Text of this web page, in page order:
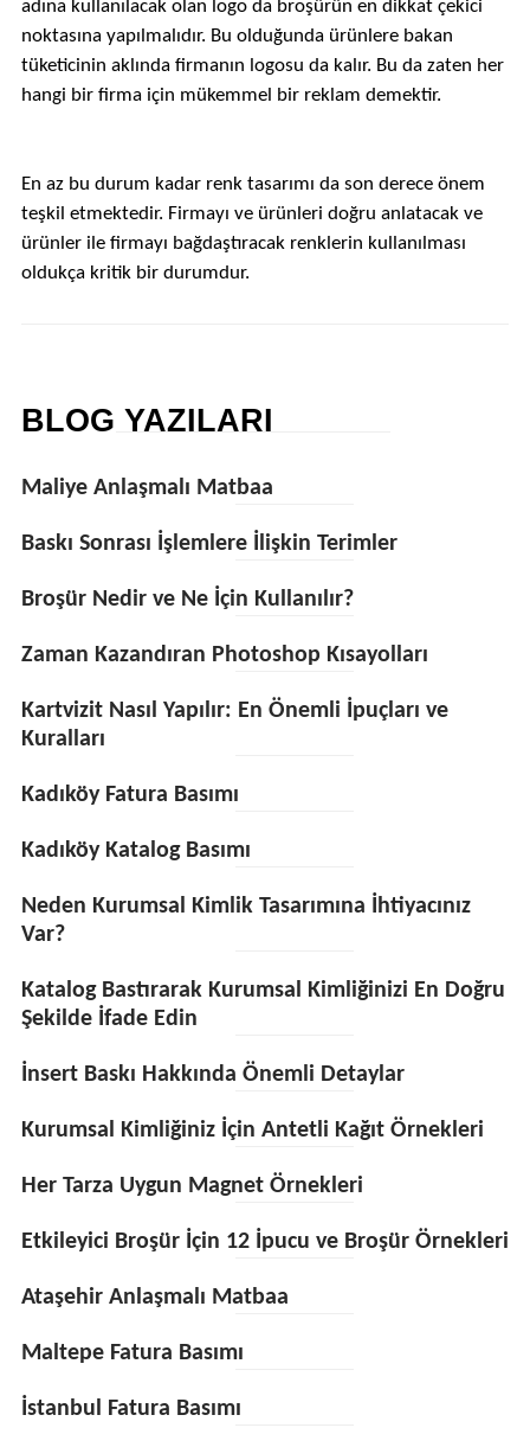
adına kullanılacak olan logo da broşürün en dikkat çekici
noktasına yapılmalıdır. Bu olduğunda ürünlere bakan
tüketicinin aklında firmanın logosu da kalır. Bu da zaten her
hangi bir firma için mükemmel bir reklam demektir.
En az bu durum kadar renk tasarımı da son derece önem
teşkil etmektedir. Firmayı ve ürünleri doğru anlatacak ve
ürünler ile firmayı bağdaştıracak renklerin kullanılması
oldukça kritik bir durumdur.
BLOG YAZILARI
Maliye Anlaşmalı Matbaa
Baskı Sonrası İşlemlere İlişkin Terimler
Broşür Nedir ve Ne İçin Kullanılır?
Zaman Kazandıran Photoshop Kısayolları
Kartvizit Nasıl Yapılır: En Önemli İpuçları ve
Kuralları
Kadıköy Fatura Basımı
Kadıköy Katalog Basımı
Neden Kurumsal Kimlik Tasarımına İhtiyacınız
Var?
Katalog Bastırarak Kurumsal Kimliğinizi En Doğru
Şekilde İfade Edin
İnsert Baskı Hakkında Önemli Detaylar
Kurumsal Kimliğiniz İçin Antetli Kağıt Örnekleri
Her Tarza Uygun Magnet Örnekleri
Etkileyici Broşür İçin 12 İpucu ve Broşür Örnekleri
Ataşehir Anlaşmalı Matbaa
Maltepe Fatura Basımı
İstanbul Fatura Basımı